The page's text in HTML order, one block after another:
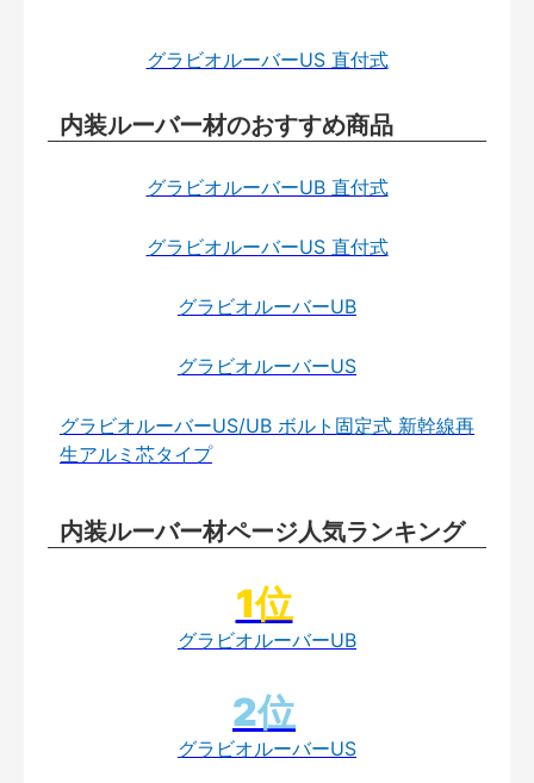
グラビオルーバーUS 直付式
内装ルーバー材のおすすめ商品
グラビオルーバーUB 直付式
グラビオルーバーUS 直付式
グラビオルーバーUB
グラビオルーバーUS
グラビオルーバーUS/UB ボルト固定式 新幹線再
生アルミ芯タイプ
内装ルーバー材ページ人気ランキング
グラビオルーバーUB
グラビオルーバーUS